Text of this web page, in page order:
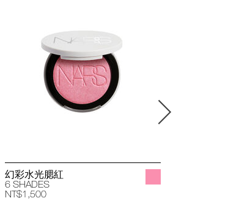
幻彩水光腮紅
6 SHADES
NT$1,500